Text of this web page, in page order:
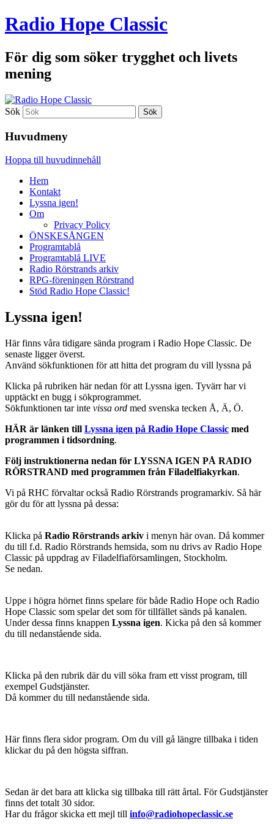
Radio Hope Classic
För dig som söker trygghet och livets
mening
Sök
Huvudmeny
Hoppa till huvudinnehåll
Hem
Kontakt
Lyssna igen!
Om
Privacy Policy
ÖNSKESÅNGEN
Programtablå
Programtablå LIVE
Radio Rörstrands arkiv
RPG-föreningen Rörstrand
Stöd Radio Hope Classic!
Lyssna igen!
Här finns våra tidigare sända program i Radio Hope Classic. De
senaste ligger överst.
Använd sökfunktionen för att hitta det program du vill lyssna på
Klicka på rubriken här nedan för att Lyssna igen. Tyvärr har vi
upptäckt en bugg i sökprogrammet.
Sökfunktionen tar inte vissa ord med svenska tecken Å, Ä, Ö.
HÄR är länken till Lyssna igen på Radio Hope Classic med
programmen i tidsordning.
Följ instruktionerna nedan för LYSSNA IGEN PÅ RADIO
RÖRSTRAND med programmen från Filadelfiakyrkan.
Vi på RHC förvaltar också Radio Rörstrands programarkiv. Så här
gör du för att lyssna på dessa:
Klicka på Radio Rörstrands arkiv i menyn här ovan. Då kommer
du till f.d. Radio Rörstrands hemsida, som nu drivs av Radio Hope
Classic på uppdrag av Filadelfiaförsamlingen, Stockholm.
Se nedan.
Uppe i högra hörnet finns spelare för både Radio Hope och Radio
Hope Classic som spelar det som för tillfället sänds på kanalen.
Under dessa finns knappen Lyssna igen. Kicka på den så kommer
du till nedanstående sida.
Klicka på den rubrik där du vill söka fram ett visst program, till
exempel Gudstjänster.
Då kommer du till nedanstående sida.
Här finns flera sidor program. Om du vill gå längre tillbaka i tiden
klickar du på den högsta siffran.
Sedan är det bara att klicka sig tillbaka till rätt årtal. För Gudstjänster
finns det totalt 30 sidor.
Har du frågor skicka ett mejl till info@radiohopeclassic.se